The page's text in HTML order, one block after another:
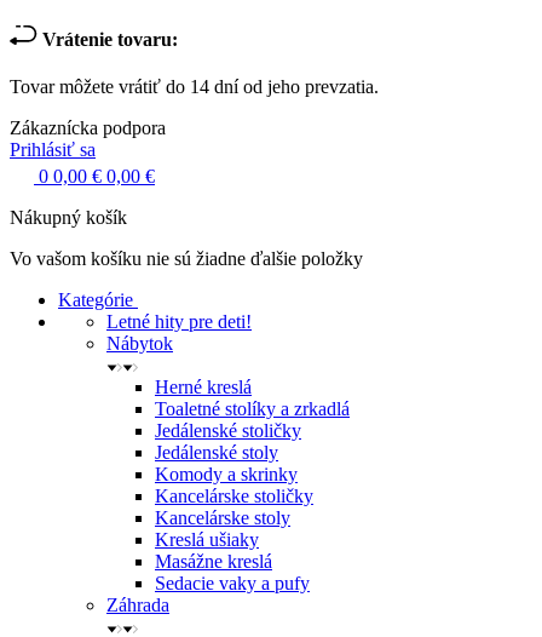
Vrátenie tovaru:
Tovar môžete vrátiť do 14 dní od jeho prevzatia.
Zákaznícka podpora
Prihlásiť sa
0 0,00 € 0,00 €
Nákupný košík
Vo vašom košíku nie sú žiadne ďalšie položky
Kategórie
Letné hity pre deti!
Nábytok
Herné kreslá
Toaletné stolíky a zrkadlá
Jedálenské stoličky
Jedálenské stoly
Komody a skrinky
Kancelárske stoličky
Kancelárske stoly
Kreslá ušiaky
Masážne kreslá
Sedacie vaky a pufy
Záhrada